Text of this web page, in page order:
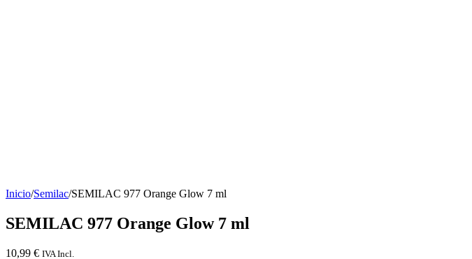
Inicio/Semilac/SEMILAC 977 Orange Glow 7 ml
SEMILAC 977 Orange Glow 7 ml
10,99 € IVA Incl.